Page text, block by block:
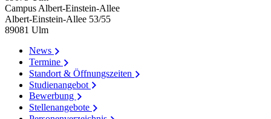
Campus Albert-Einstein-Allee
Albert-Einstein-Allee 53/​55
89081 Ulm
News
Termine
Standort & Öffnungszeiten
Studienangebot
Bewerbung
Stellenangebote